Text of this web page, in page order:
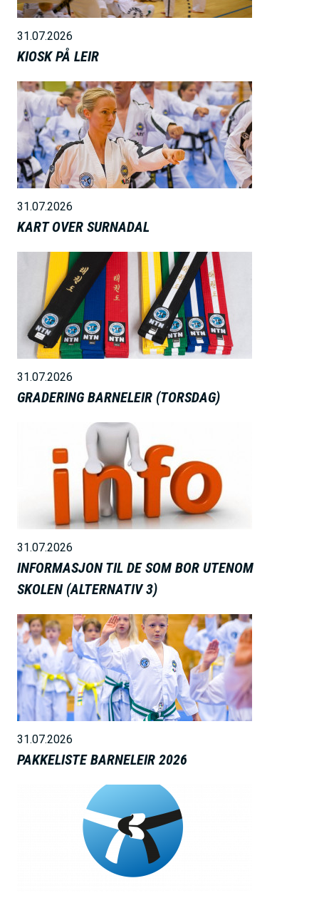
e
31.07.2026
KIOSK PÅ LEIR
B
l
d
e
31.07.2026
KART OVER SURNADAL
31.07.2026
GRADERING BARNELEIR (TORSDAG)
31.07.2026
INFORMASJON TIL DE SOM BOR UTENOM
SKOLEN (ALTERNATIV 3)
B
i
l
d
e
31.07.2026
PAKKELISTE BARNELEIR 2026